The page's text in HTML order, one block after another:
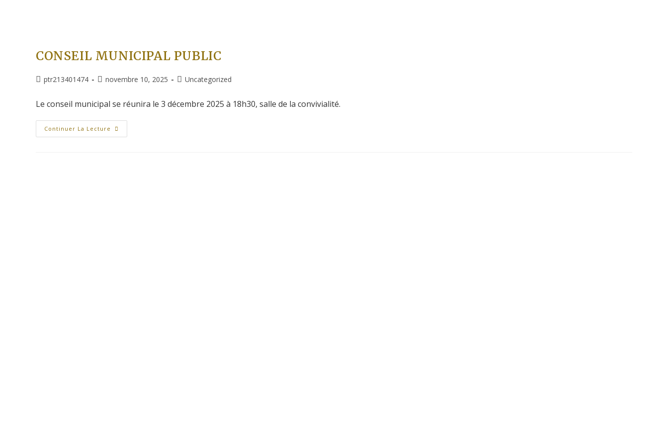
CONSEIL MUNICIPAL PUBLIC
ptr213401474 novembre 10, 2025 Uncategorized
Le conseil municipal se réunira le 3 décembre 2025 à 18h30, salle de la convivialité.
Continuer La Lecture